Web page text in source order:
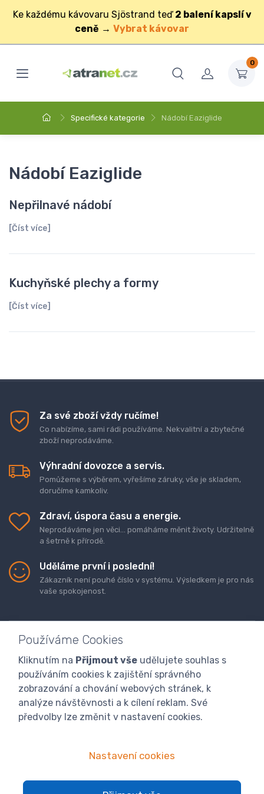
Ke každému kávovaru Sjöstrand teď 2 balení kapslí v
ceně → Vybrat kávovar
0
Specifické kategorie Nádobí Eaziglide
Nádobí Eaziglide
Nepřilnavé nádobí
[Číst více]
Kuchyňské plechy a formy
[Číst více]
Za své zboží vždy ručíme!
Co nabízíme, sami rádi používáme. Nekvalitní a zbytečné
zboží neprodáváme.
Výhradní dovozce a servis.
Pomůžeme s výběrem, vyřešíme záruky, vše je skladem,
doručíme kamkoliv.
Zdraví, úspora času a energie.
Neprodáváme jen věci... pomáháme měnit životy. Udržitelně
a šetrně k přírodě.
Uděláme první i poslední!
Zákazník není pouhé číslo v systému. Výsledkem je pro nás
vaše spokojenost.
Doprava a platba zboží Kontaktujte nás
GDPR
Obchodní podmínky
Odstoupení od smlouvy
Program digitalizace
Používáme Cookies
Kliknutím na Přijmout vše udělujete souhlas s
používáním cookies k zajištění správného
zobrazování a chování webových stránek, k
analýze návštěvnosti a k cílení reklam. Své
předvolby lze změnit v nastavení cookies.
Nastavení cookies